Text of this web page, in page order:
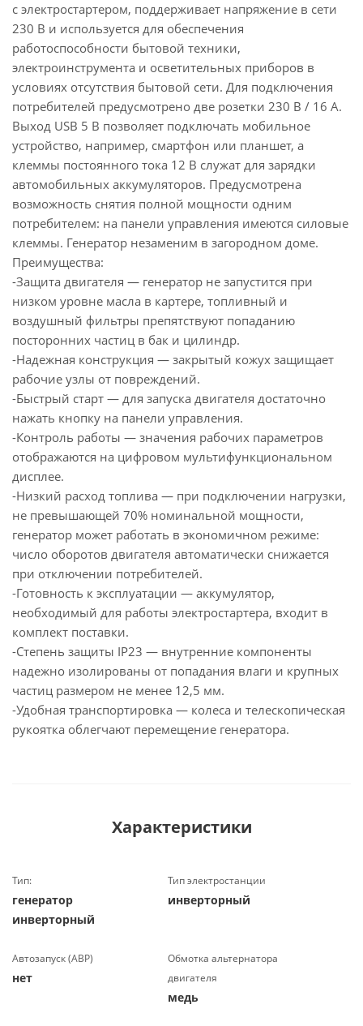
с электростартером, поддерживает напряжение в сети
230 В и используется для обеспечения
работоспособности бытовой техники,
электроинструмента и осветительных приборов в
условиях отсутствия бытовой сети. Для подключения
потребителей предусмотрено две розетки 230 В / 16 А.
Выход USB 5 В позволяет подключать мобильное
устройство, например, смартфон или планшет, а
клеммы постоянного тока 12 В служат для зарядки
автомобильных аккумуляторов. Предусмотрена
возможность снятия полной мощности одним
потребителем: на панели управления имеются силовые
клеммы. Генератор незаменим в загородном доме.
Преимущества:
-Защита двигателя — генератор не запустится при
низком уровне масла в картере, топливный и
воздушный фильтры препятствуют попаданию
посторонних частиц в бак и цилиндр.
-Надежная конструкция — закрытый кожух защищает
рабочие узлы от повреждений.
-Быстрый старт — для запуска двигателя достаточно
нажать кнопку на панели управления.
-Контроль работы — значения рабочих параметров
отображаются на цифровом мультифункциональном
дисплее.
-Низкий расход топлива — при подключении нагрузки,
не превышающей 70% номинальной мощности,
генератор может работать в экономичном режиме:
число оборотов двигателя автоматически снижается
при отключении потребителей.
-Готовность к эксплуатации — аккумулятор,
необходимый для работы электростартера, входит в
комплект поставки.
-Степень защиты IP23 — внутренние компоненты
надежно изолированы от попадания влаги и крупных
частиц размером не менее 12,5 мм.
-Удобная транспортировка — колеса и телескопическая
рукоятка облегчают перемещение генератора.
Характеристики
Тип:
генератор
инверторный
Тип электростанции
инверторный
Автозапуск (АВР)
нет
Обмотка альтернатора
двигателя
медь